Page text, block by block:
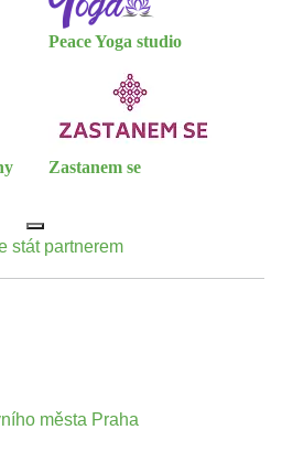
Peace Yoga studio
Zastanem se
stát partnerem
města Praha